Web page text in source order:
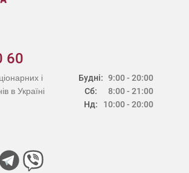
60
Будні:
Сб:
Нд:
9:00 - 20:00
8:00 - 21:00
10:00 - 20:00
і
в Україні